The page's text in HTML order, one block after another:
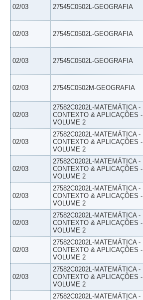
02/03 27545C0502L-GEOGRAFIA
02/03 27545C0502L-GEOGRAFIA
02/03 27545C0502L-GEOGRAFIA
02/03 27545C0502M-GEOGRAFIA
02/03
27582C0202L-MATEMÁTICA -
CONTEXTO & APLICAÇÕES -
VOLUME 2
02/03
27582C0202L-MATEMÁTICA -
CONTEXTO & APLICAÇÕES -
VOLUME 2
02/03
27582C0202L-MATEMÁTICA -
CONTEXTO & APLICAÇÕES -
VOLUME 2
02/03
27582C0202L-MATEMÁTICA -
CONTEXTO & APLICAÇÕES -
VOLUME 2
02/03
27582C0202L-MATEMÁTICA -
CONTEXTO & APLICAÇÕES -
VOLUME 2
02/03
27582C0202L-MATEMÁTICA -
CONTEXTO & APLICAÇÕES -
VOLUME 2
02/03
27582C0202L-MATEMÁTICA -
CONTEXTO & APLICAÇÕES -
VOLUME 2
27582C0202L-MATEMÁTICA -